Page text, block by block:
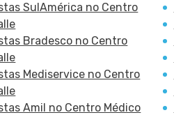
SulAmérica no Centro
Bradesco no Centro
Mediservice no Centro
Amil no Centro Médico